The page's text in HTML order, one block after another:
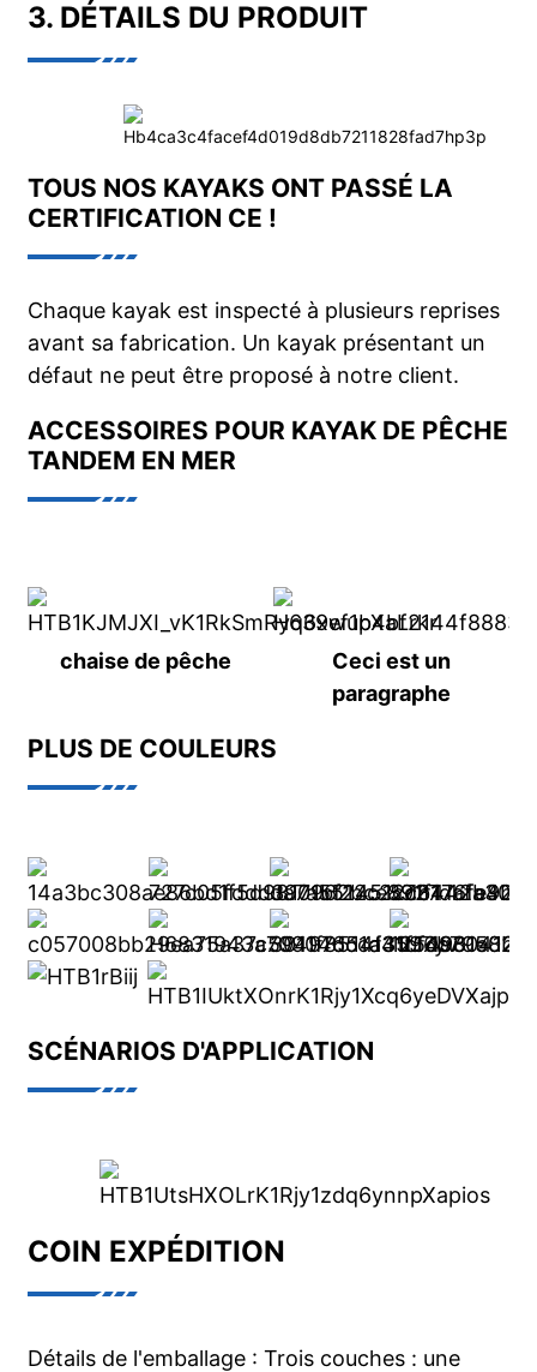
3. DÉTAILS DU PRODUIT
TOUS NOS KAYAKS ONT PASSÉ LA
CERTIFICATION CE !
Chaque kayak est inspecté à plusieurs reprises
avant sa fabrication. Un kayak présentant un
défaut ne peut être proposé à notre client.
ACCESSOIRES POUR KAYAK DE PÊCHE
TANDEM EN MER
chaise de pêche
Ceci est un
paragraphe
PLUS DE COULEURS
SCÉNARIOS D'APPLICATION
COIN EXPÉDITION
Détails de l'emballage : Trois couches : une